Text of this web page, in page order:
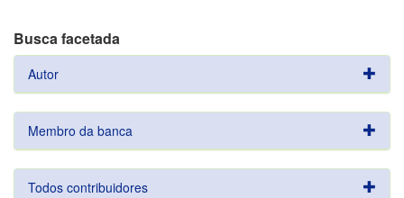
Busca facetada
Autor
Membro da banca
Todos contribuidores